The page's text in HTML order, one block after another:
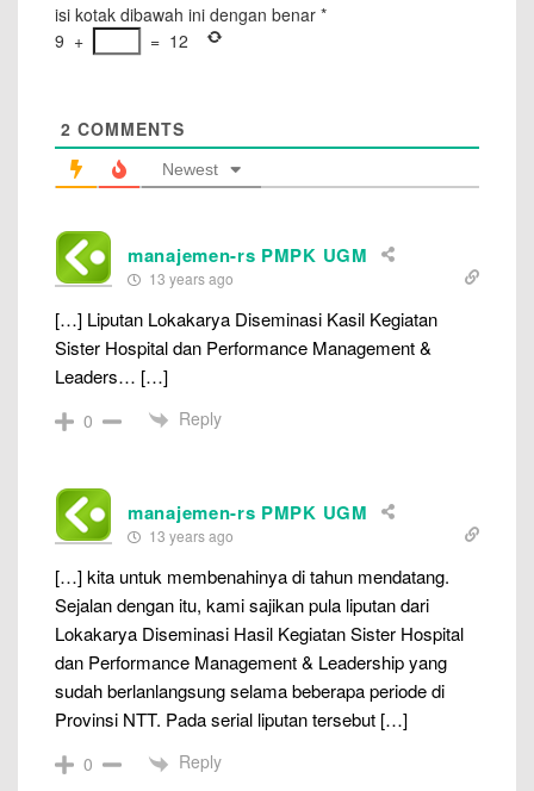
isi kotak dibawah ini dengan benar *
9 + = 12
2 COMMENTS
Newest
manajemen-rs PMPK UGM
13 years ago
[…] Liputan Lokakarya Diseminasi Kasil Kegiatan
Sister Hospital dan Performance Management &
Leaders… […]
0 Reply
manajemen-rs PMPK UGM
13 years ago
[…] kita untuk membenahinya di tahun mendatang.
Sejalan dengan itu, kami sajikan pula liputan dari
Lokakarya Diseminasi Hasil Kegiatan Sister Hospital
dan Performance Management & Leadership yang
sudah berlanlangsung selama beberapa periode di
Provinsi NTT. Pada serial liputan tersebut […]
0 Reply